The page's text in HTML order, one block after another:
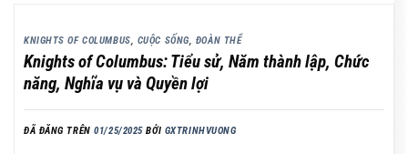
KNIGHTS OF COLUMBUS, CUỘC SỐNG, ĐOÀN THỂ
Knights of Columbus: Tiểu sử, Năm thành lập, Chức
năng, Nghĩa vụ và Quyền lợi
ĐÃ ĐĂNG TRÊN01/25/2025 BỞI GXTRINHVUONG